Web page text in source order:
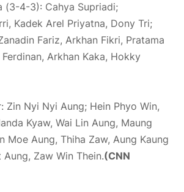
(3-4-3): Cahya Supriadi;
Kadek Arel Priyatna, Dony Tri;
Fariz, Arkhan Fikri, Pratama
Arkhan Kaka, Hokky
Zin Nyi Nyi Aung; Hein Phyo Win,
Kyaw, Wai Lin Aung, Maung
Moe Aung, Thiha Zaw, Aung Kaung
Zaw Win Thein.(CNN